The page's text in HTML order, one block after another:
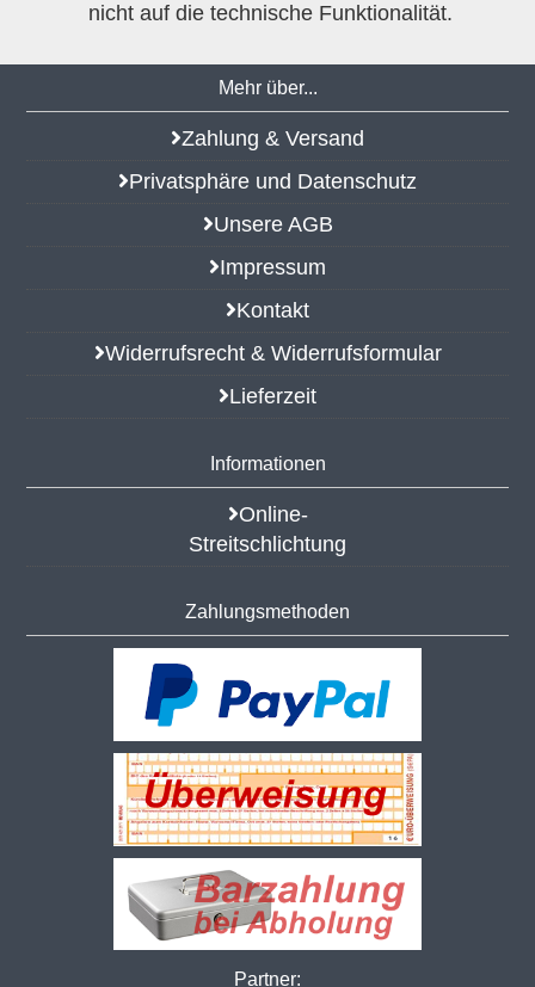
nicht auf die technische Funktionalität.
Mehr über...
Zahlung & Versand
Privatsphäre und Datenschutz
Unsere AGB
Impressum
Kontakt
Widerrufsrecht & Widerrufsformular
Lieferzeit
Informationen
Online-
Streitschlichtung
Zahlungsmethoden
Partner: